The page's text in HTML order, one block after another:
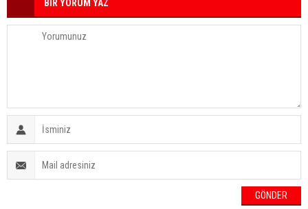
BİR YORUM YAZ